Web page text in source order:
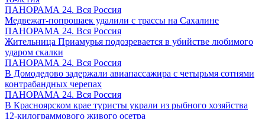
ПАНОРАМА 24. Вся Россия
Медвежат-попрошаек удалили с трассы на Сахалине
ПАНОРАМА 24. Вся Россия
Жительница Приамурья подозревается в убийстве любимого
ударом скалки
ПАНОРАМА 24. Вся Россия
В Домодедово задержали авиапассажира с четырьмя сотнями
контрабандных черепах
ПАНОРАМА 24. Вся Россия
В Красноярском крае туристы украли из рыбного хозяйства
12-килограммового живого осетра